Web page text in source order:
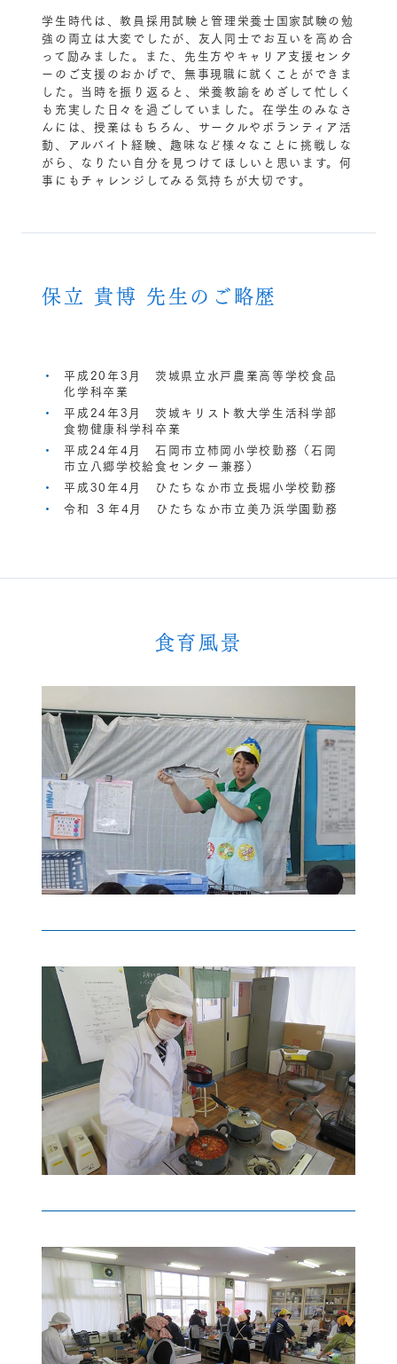
学生時代は、教員採用試験と管理栄養士国家試験の勉
強の両立は大変でしたが、友人同士でお互いを高め合
って励みました。また、先生方やキャリア支援センタ
ーのご支援のおかげで、無事現職に就くことができま
した。当時を振り返ると、栄養教諭をめざして忙しく
も充実した日々を過ごしていました。在学生のみなさ
んには、授業はもちろん、サークルやボランティア活
動、アルバイト経験、趣味など様々なことに挑戦しな
がら、なりたい自分を見つけてほしいと思います。何
事にもチャレンジしてみる気持ちが大切です。
保立 貴博 先生のご略歴
平成20年3月 茨城県立水戸農業高等学校食品
化学科卒業
平成24年3月 茨城キリスト教大学生活科学部
食物健康科学科卒業
平成24年4月 石岡市立柿岡小学校勤務（石岡
市立八郷学校給食センター兼務）
平成30年4月 ひたちなか市立長堀小学校勤務
令和 ３年4月 ひたちなか市立美乃浜学園勤務
食育風景